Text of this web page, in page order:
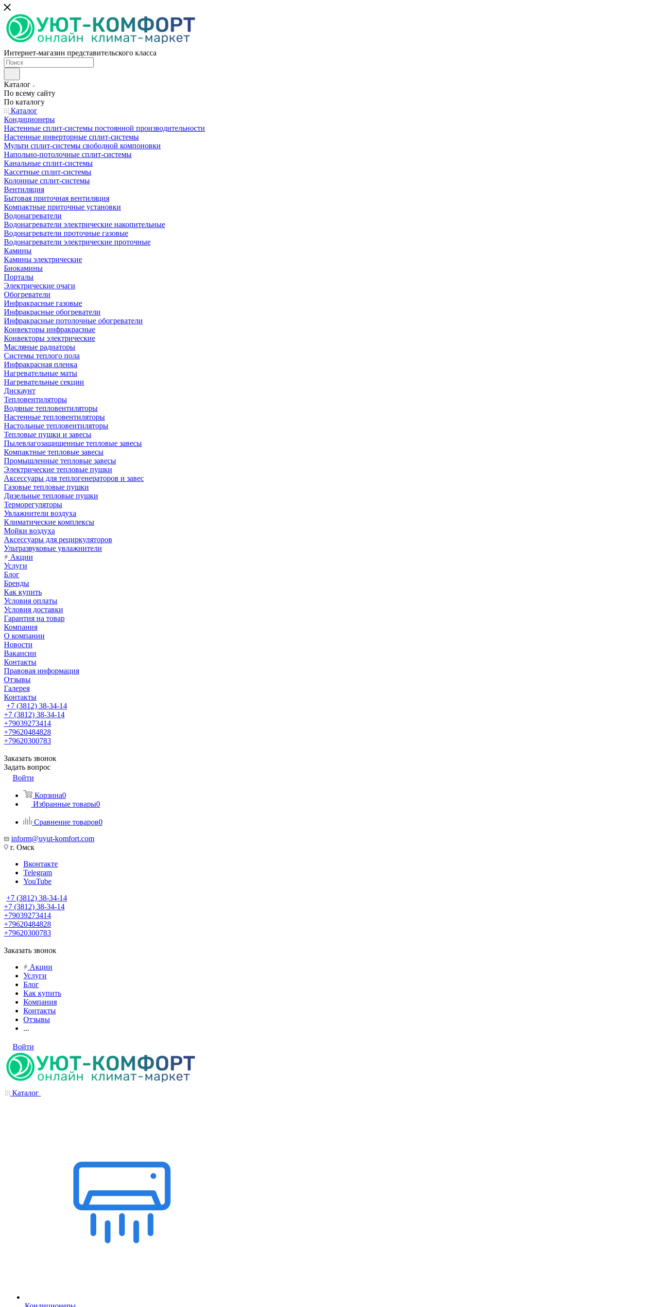
Интернет-магазин представительского класса
Каталог
По всему сайту
По каталогу
Каталог
Кондиционеры
Настенные сплит-системы постоянной производительности
Настенные инверторные сплит-системы
Мульти сплит-системы свободной компоновки
Напольно-потолочные сплит-системы
Канальные сплит-системы
Кассетные сплит-системы
Колонные сплит-системы
Вентиляция
Бытовая приточная вентиляция
Компактные приточные установки
Водонагреватели
Водонагреватели электрические накопительные
Водонагреватели проточные газовые
Водонагреватели электрические проточные
Камины
Камины электрические
Биокамины
Порталы
Электрические очаги
Обогреватели
Инфракрасные газовые
Инфракрасные обогреватели
Инфракрасные потолочные обогреватели
Конвекторы инфракрасные
Конвекторы электрические
Масляные радиаторы
Системы теплого пола
Инфракрасная пленка
Нагревательные маты
Нагревательные секции
Дискаунт
Тепловентиляторы
Водяные тепловентиляторы
Настенные тепловентиляторы
Настольные тепловентиляторы
Тепловые пушки и завесы
Пылевлагозащищенные тепловые завесы
Компактные тепловые завесы
Промышленные тепловые завесы
Электрические тепловые пушки
Аксессуары для теплогенераторов и завес
Газовые тепловые пушки
Дизельные тепловые пушки
Терморегуляторы
Увлажнители воздуха
Климатические комплексы
Мойки воздуха
Аксессуары для рециркуляторов
Ультразвуковые увлажнители
Акции
Услуги
Блог
Бренды
Как купить
Условия оплаты
Условия доставки
Гарантия на товар
Компания
О компании
Новости
Вакансии
Контакты
Правовая информация
Отзывы
Галерея
Контакты
+7 (3812) 38-34-14
+7 (3812) 38-34-14
+79039273414
+79620484828
+79620300783
Заказать звонок
Задать вопрос
Войти
Корзина0
Избранные товары0
Сравнение товаров0
inform@uyut-komfort.com
г. Омск
Вконтакте
Telegram
YouTube
+7 (3812) 38-34-14
+7 (3812) 38-34-14
+79039273414
+79620484828
+79620300783
Заказать звонок
Акции
Услуги
Блог
Как купить
Компания
Контакты
Отзывы
...
Войти
Каталог